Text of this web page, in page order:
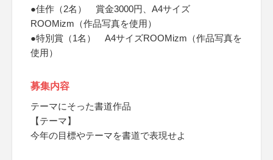
●佳作（2名） 賞金3000円、A4サイズ
ROOMizm（作品写真を使用）
●特別賞（1名） A4サイズROOMizm（作品写真を
使用）
募集内容
テーマにそった書道作品
【テーマ】
今年の目標やテーマを書道で表現せよ